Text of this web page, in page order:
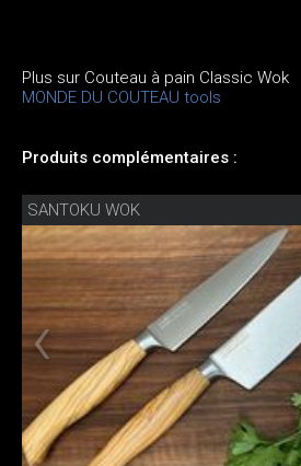
Plus sur Couteau à pain Classic Wok
MONDE DU COUTEAU tools
Produits complémentaires :
SANTOKU WOK